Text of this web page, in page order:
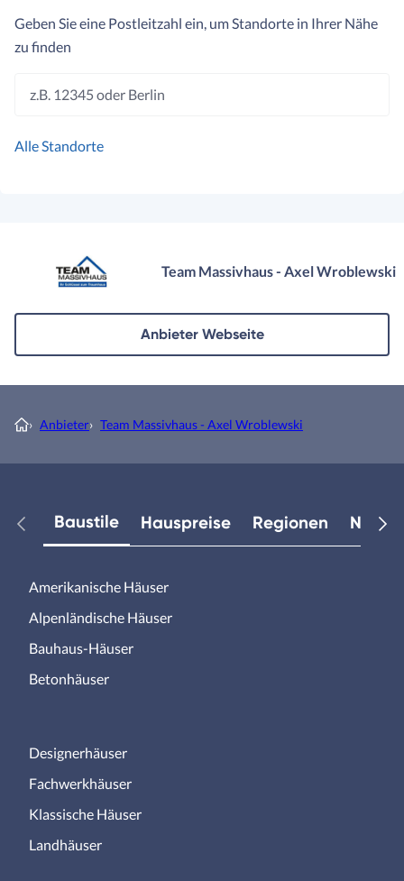
Geben Sie eine Postleitzahl ein, um Standorte in Ihrer Nähe
zu finden
z.B. 12345 oder Berlin
Alle Standorte
Team Massivhaus - Axel Wroblewski
Anbieter Webseite
› Anbieter› Team Massivhaus - Axel Wroblewski
Baustile Hauspreise Regionen
Amerikanische Häuser
Alpenländische Häuser
Bauhaus-Häuser
Betonhäuser
Designerhäuser
Fachwerkhäuser
Klassische Häuser
Landhäuser